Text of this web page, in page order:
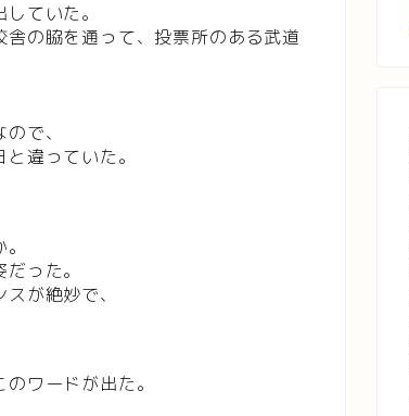
ていた。
の脇を通って、投票所のある武道
で、
違っていた。
った。
が絶妙で、
ワードが出た。